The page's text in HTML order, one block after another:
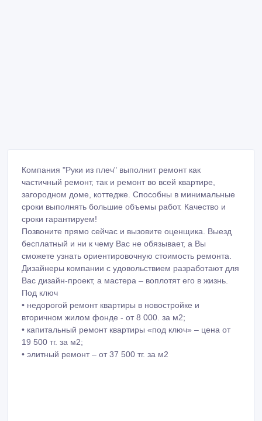
Компания "Руки из плеч" выполнит ремонт как
частичный ремонт, так и ремонт во всей квартире,
загородном доме, коттедже. Способны в минимальные
сроки выполнять большие объемы работ. Качество и
сроки гарантируем!
Позвоните прямо сейчас и вызовите оценщика. Выезд
бесплатный и ни к чему Вас не обязывает, а Вы
сможете узнать ориентировочную стоимость ремонта.
Дизайнеры компании с удовольствием разработают для
Вас дизайн-проект, а мастера – воплотят его в жизнь.
Под ключ
• недорогой ремонт квартиры в новостройке и
вторичном жилом фонде - от 8 000. за м2;
• капитальный ремонт квартиры «под ключ» – цена от
19 500 тг. за м2;
• элитный ремонт – от 37 500 тг. за м2